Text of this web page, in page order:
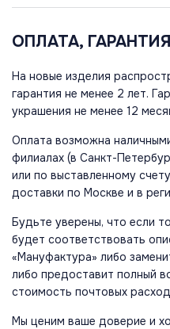
ОПЛАТА,
На новые изделия
гарантия не менее 2 лет.
украшения не менее 12
Оплата возможна
филиалах (в Санкт-
или по выставленному
доставки по Москве и в
Будьте уверены, что если
будет соответствовать
«Мануфактура» либо
либо предоставит полный
стоимость почтовых
Мы ценим ваше доверие и